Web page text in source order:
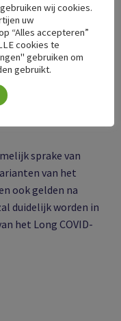
uit de algemene
regelmatig
hebben gehad
in de klinische
in hoeverre een
ook wel post-
sprake van
van het
ook gelden na
duidelijk worden in
het Long COVID-
wij cookies.
uw
“Alles accepteren”
cookies te
gebruiken om
gebruikt.